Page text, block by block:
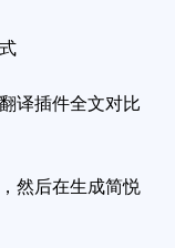
译插件全文对比
然后在生成简悦